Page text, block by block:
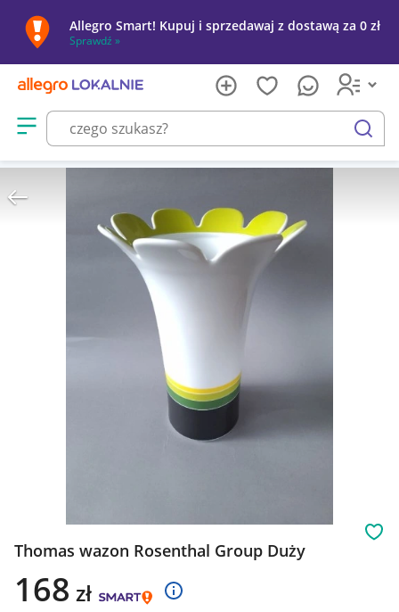
Allegro Smart! Kupuj i sprzedawaj z dostawą za 0 zł
Sprawdź »
Otwórz menu z kategoriami
szukaj
Thomas wazon Rosenthal Group Duży
168 zł